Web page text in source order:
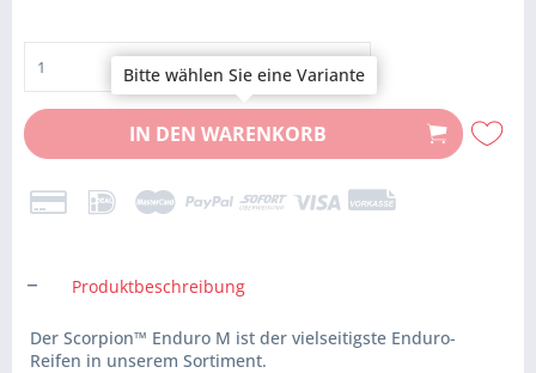
IN DEN WARENKORB
Produktbeschreibung
Der Scorpion™ Enduro M ist der vielseitigste Enduro-
Reifen in unserem Sortiment.
Bitte wählen Sie eine Variante